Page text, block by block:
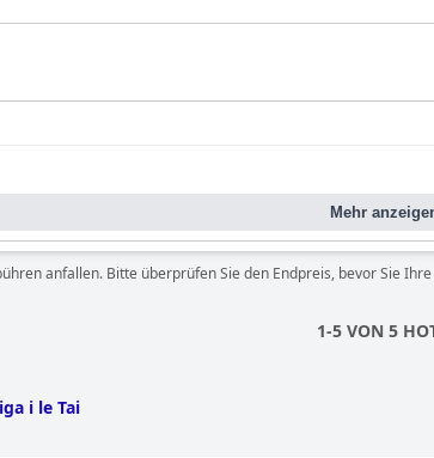
Mehr
anfallen. Bitte überprüfen Sie den Endpreis, bevor Sie
1-5 VON 5
i le Tai